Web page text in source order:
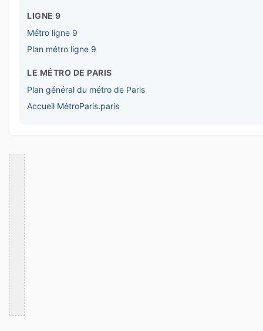
LIGNE 9
Métro ligne 9
Plan métro ligne 9
LE MÉTRO DE PARIS
Plan général du métro de Paris
Accueil MétroParis.paris